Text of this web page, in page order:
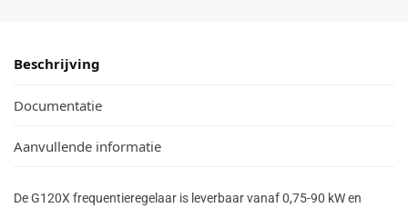
Beschrijving
Documentatie
Aanvullende informatie
De G120X frequentieregelaar is leverbaar vanaf 0,75-90 kW en